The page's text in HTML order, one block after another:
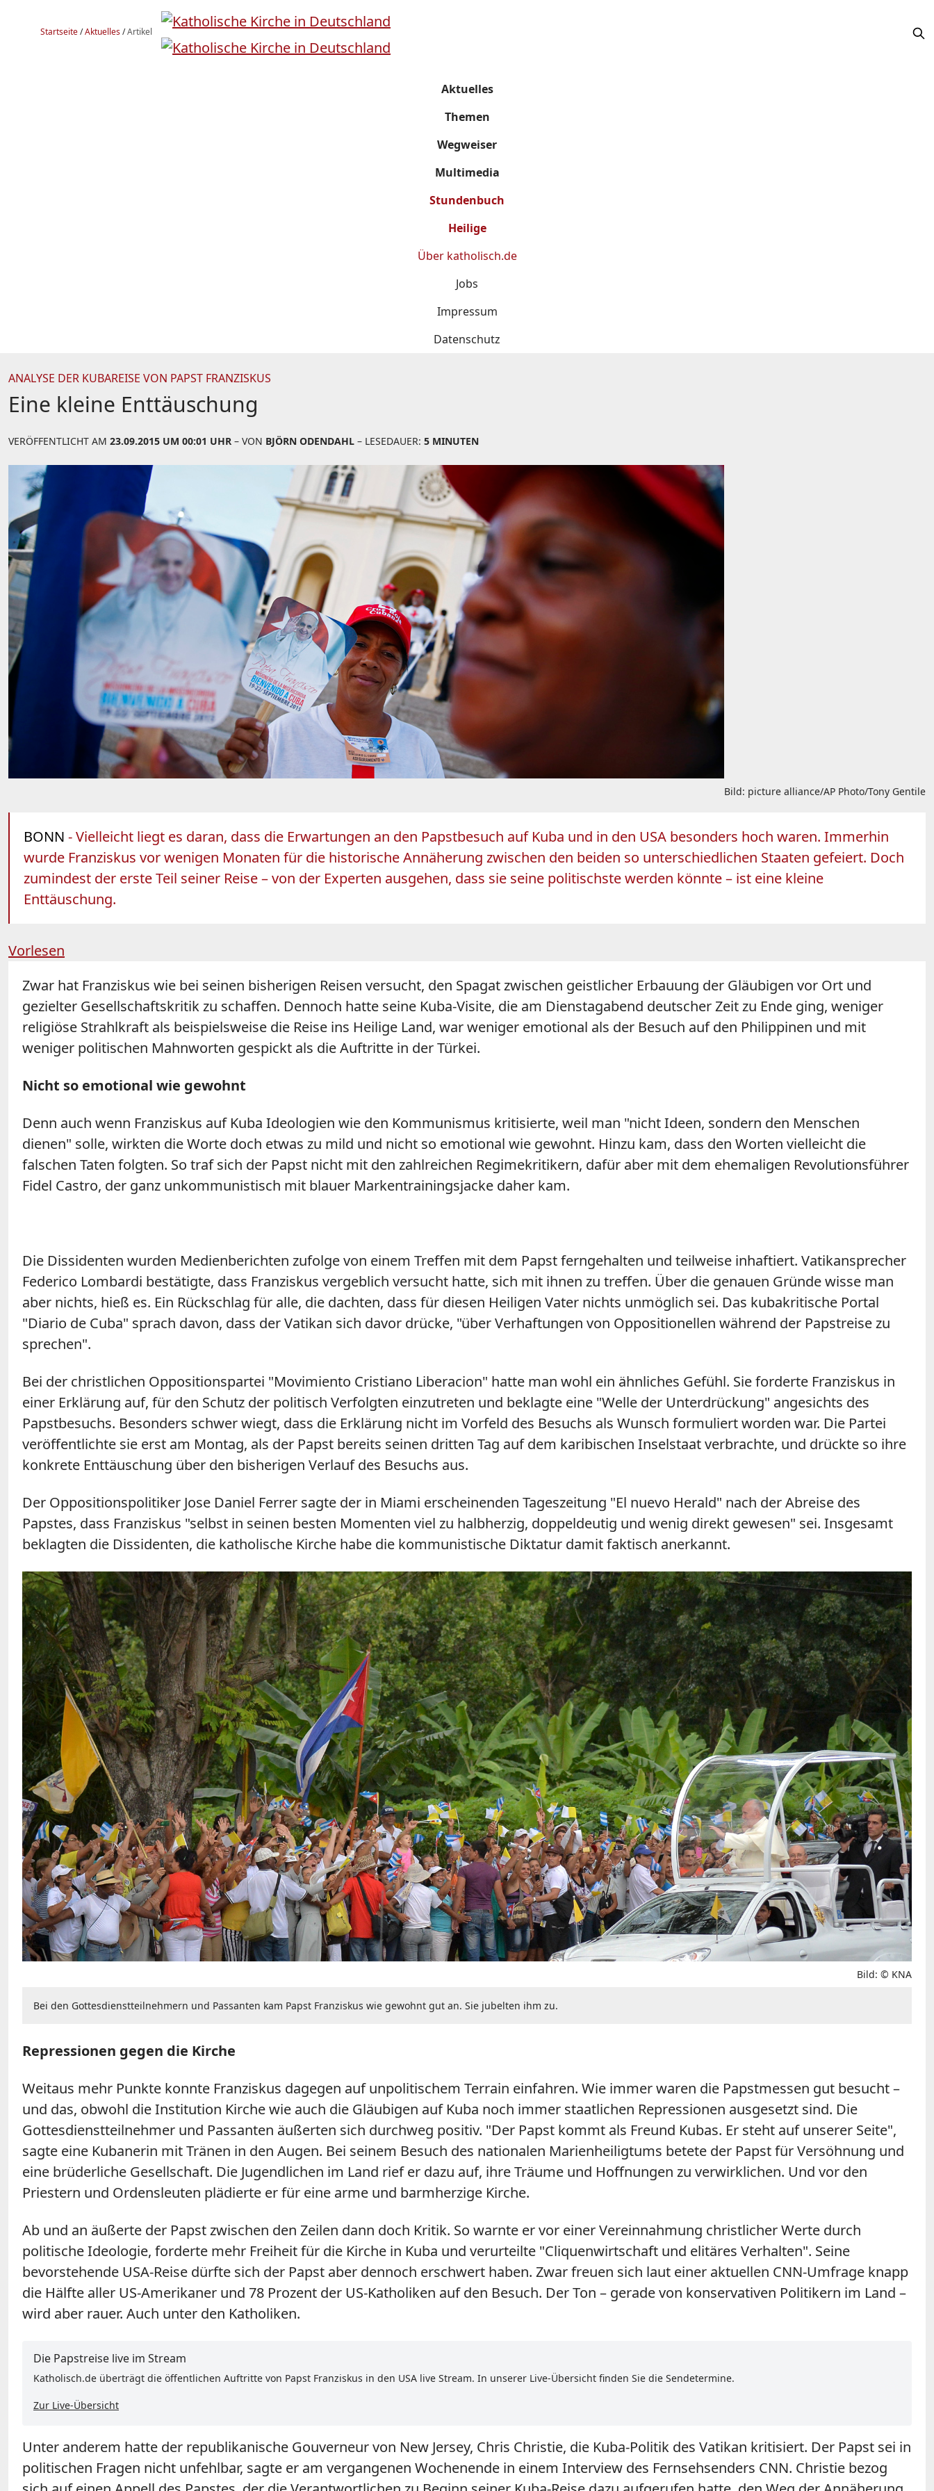
Startseite/Aktuelles/Artikel
Aktuelles
Themen
Wegweiser
Multimedia
Stundenbuch
Heilige
Über katholisch.de
Jobs
Impressum
Datenschutz
ANALYSE DER KUBAREISE VON PAPST FRANZISKUS
Eine kleine Enttäuschung
VERÖFFENTLICHT AM 23.09.2015 UM 00:01 UHR – VON BJÖRN ODENDAHL – LESEDAUER: 5 MINUTEN
Bild: picture alliance/AP Photo/Tony Gentile
BONN - Vielleicht liegt es daran, dass die Erwartungen an den Papstbesuch auf Kuba und in den USA besonders hoch waren. Immerhin
wurde Franziskus vor wenigen Monaten für die historische Annäherung zwischen den beiden so unterschiedlichen Staaten gefeiert. Doch
zumindest der erste Teil seiner Reise – von der Experten ausgehen, dass sie seine politischste werden könnte – ist eine kleine
Enttäuschung.
Vorlesen
Zwar hat Franziskus wie bei seinen bisherigen Reisen versucht, den Spagat zwischen geistlicher Erbauung der Gläubigen vor Ort und
gezielter Gesellschaftskritik zu schaffen. Dennoch hatte seine Kuba-Visite, die am Dienstagabend deutscher Zeit zu Ende ging, weniger
religiöse Strahlkraft als beispielsweise die Reise ins Heilige Land, war weniger emotional als der Besuch auf den Philippinen und mit
weniger politischen Mahnworten gespickt als die Auftritte in der Türkei.
Nicht so emotional wie gewohnt
Denn auch wenn Franziskus auf Kuba Ideologien wie den Kommunismus kritisierte, weil man "nicht Ideen, sondern den Menschen
dienen" solle, wirkten die Worte doch etwas zu mild und nicht so emotional wie gewohnt. Hinzu kam, dass den Worten vielleicht die
falschen Taten folgten. So traf sich der Papst nicht mit den zahlreichen Regimekritikern, dafür aber mit dem ehemaligen Revolutionsführer
Fidel Castro, der ganz unkommunistisch mit blauer Markentrainingsjacke daher kam.
Die Dissidenten wurden Medienberichten zufolge von einem Treffen mit dem Papst ferngehalten und teilweise inhaftiert. Vatikansprecher
Federico Lombardi bestätigte, dass Franziskus vergeblich versucht hatte, sich mit ihnen zu treffen. Über die genauen Gründe wisse man
aber nichts, hieß es. Ein Rückschlag für alle, die dachten, dass für diesen Heiligen Vater nichts unmöglich sei. Das kubakritische Portal
"Diario de Cuba" sprach davon, dass der Vatikan sich davor drücke, "über Verhaftungen von Oppositionellen während der Papstreise zu
sprechen".
Bei der christlichen Oppositionspartei "Movimiento Cristiano Liberacion" hatte man wohl ein ähnliches Gefühl. Sie forderte Franziskus in
einer Erklärung auf, für den Schutz der politisch Verfolgten einzutreten und beklagte eine "Welle der Unterdrückung" angesichts des
Papstbesuchs. Besonders schwer wiegt, dass die Erklärung nicht im Vorfeld des Besuchs als Wunsch formuliert worden war. Die Partei
veröffentlichte sie erst am Montag, als der Papst bereits seinen dritten Tag auf dem karibischen Inselstaat verbrachte, und drückte so ihre
konkrete Enttäuschung über den bisherigen Verlauf des Besuchs aus.
Der Oppositionspolitiker Jose Daniel Ferrer sagte der in Miami erscheinenden Tageszeitung "El nuevo Herald" nach der Abreise des
Papstes, dass Franziskus "selbst in seinen besten Momenten viel zu halbherzig, doppeldeutig und wenig direkt gewesen" sei. Insgesamt
beklagten die Dissidenten, die katholische Kirche habe die kommunistische Diktatur damit faktisch anerkannt.
Bild: © KNA
Bei den Gottesdienstteilnehmern und Passanten kam Papst Franziskus wie gewohnt gut an. Sie jubelten ihm zu.
Repressionen gegen die Kirche
Weitaus mehr Punkte konnte Franziskus dagegen auf unpolitischem Terrain einfahren. Wie immer waren die Papstmessen gut besucht –
und das, obwohl die Institution Kirche wie auch die Gläubigen auf Kuba noch immer staatlichen Repressionen ausgesetzt sind. Die
Gottesdienstteilnehmer und Passanten äußerten sich durchweg positiv. "Der Papst kommt als Freund Kubas. Er steht auf unserer Seite",
sagte eine Kubanerin mit Tränen in den Augen. Bei seinem Besuch des nationalen Marienheiligtums betete der Papst für Versöhnung und
eine brüderliche Gesellschaft. Die Jugendlichen im Land rief er dazu auf, ihre Träume und Hoffnungen zu verwirklichen. Und vor den
Priestern und Ordensleuten plädierte er für eine arme und barmherzige Kirche.
Ab und an äußerte der Papst zwischen den Zeilen dann doch Kritik. So warnte er vor einer Vereinnahmung christlicher Werte durch
politische Ideologie, forderte mehr Freiheit für die Kirche in Kuba und verurteilte "Cliquenwirtschaft und elitäres Verhalten". Seine
bevorstehende USA-Reise dürfte sich der Papst aber dennoch erschwert haben. Zwar freuen sich laut einer aktuellen CNN-Umfrage knapp
die Hälfte aller US-Amerikaner und 78 Prozent der US-Katholiken auf den Besuch. Der Ton – gerade von konservativen Politikern im Land –
wird aber rauer. Auch unter den Katholiken.
Die Papstreise live im Stream
Katholisch.de überträgt die öffentlichen Auftritte von Papst Franziskus in den USA live Stream. In unserer Live-Übersicht finden Sie die Sendetermine.
Zur Live-Übersicht
Unter anderem hatte der republikanische Gouverneur von New Jersey, Chris Christie, die Kuba-Politik des Vatikan kritisiert. Der Papst sei in
politischen Fragen nicht unfehlbar, sagte er am vergangenen Wochenende in einem Interview des Fernsehsenders CNN. Christie bezog